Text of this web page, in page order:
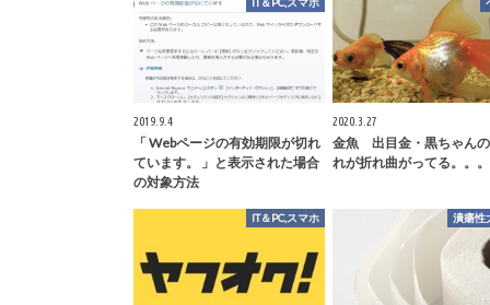
2019.9.4
「 Webページの有効期限が切れ
ています。 」と表示された場合
の対象方法
2020.3.27
金魚 出目金・黒ちゃん
れが折れ曲がってる。。。
IT＆PC,スマホ 潰瘍性